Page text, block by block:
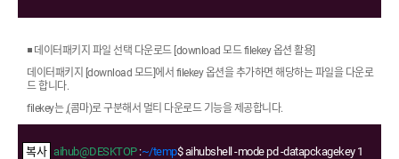
◾ 데이터패키지 파일 선택 다운로드 [download 모드 filekey 옵션 활용]
데이터패키지 [download 모드]에서 filekey 옵션을 추가하면 해당하는 파일을 다운로
드 합니다.
filekey는 ,(콤마)로 구분해서 멀티 다운로드 기능을 제공합니다.
aihub@DESKTOP:~/temp$ aihubshell -mode pd -datapckagekey 1